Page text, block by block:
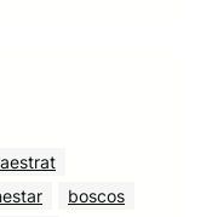
boscos